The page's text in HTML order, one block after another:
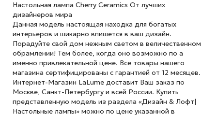
Настольная лампа Cherry Ceramics От лучших
дизайнеров мира
Данная модель настоящая находка для богатых
интерьеров и шикарно впишется в ваш дизайн.
Порадуйте свой дом нежным светом в величественном
обрамлении! Тем более, когда оно возможно по а
именно привлекательной цене. Все товары нашего
магазина сертифицированы с гарантией от 12 месяцев.
Интернет-Магазин LaLume доставит Ваш заказ по
Москве, Санкт-Петербургу и всей России. Купить
представленную модель из раздела «Дизайн & Лофт|
Настольные лампы» можно по цене указанной в